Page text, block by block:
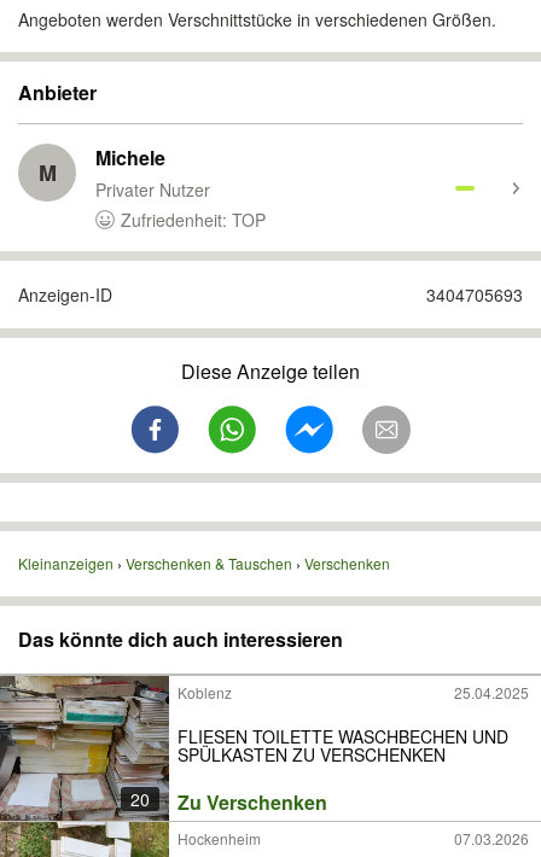
Angeboten werden Verschnittstücke in verschiedenen Größen.
Anbieter
M Michele
Privater Nutzer
Zufriedenheit: TOP
Anzeigen-ID 3404705693
Diese Anzeige teilen
Kleinanzeigen Verschenken & Tauschen Verschenken
Das könnte dich auch interessieren
20
Koblenz 25.04.2025
FLIESEN TOILETTE WASCHBECHEN UND
SPÜLKASTEN ZU VERSCHENKEN
Zu Verschenken
Hockenheim 07.03.2026